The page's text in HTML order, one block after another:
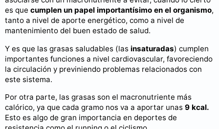
es que cumplen un papel importantísimo en el organismo,
tanto a nivel de aporte energético, como a nivel de
mantenimiento del buen estado de salud.
Y es que las grasas saludables (las insaturadas) cumplen
importantes funciones a nivel cardiovascular, favoreciendo
la circulación y previniendo problemas relacionados con
este sistema.
Por otra parte, las grasas son el macronutriente más
calórico, ya que cada gramo nos va a aportar unas 9 kcal.
Esto es algo de gran importancia en deportes de